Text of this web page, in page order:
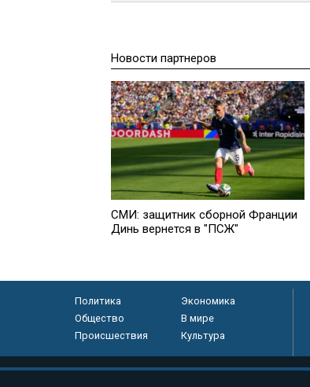
Новости партнеров
СМИ: защитник сборной Франции
Динь вернется в "ПСЖ"
Политика
Экономика
Общество
В мире
Происшествия
Культура